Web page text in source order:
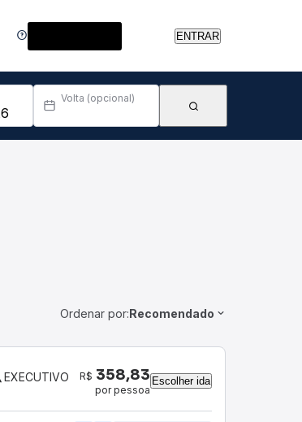
ENTRAR
Volta (opcional)
Ordenar por:Recomendado
EXECUTIVO R$ 358,83
por pessoa
Escolher ida